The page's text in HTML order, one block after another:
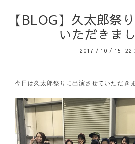
【BLOG】久太郎祭
いただきま
2017 / 10 / 15
今日は久太郎祭りに出演させていただき